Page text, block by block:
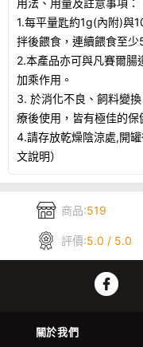
1.每平量匙約1g(內附)與
拌後餵食，連續餵食至少
2.本產品亦可與凡賽爾腸
加乘作用。
3. 於消化不良、飼料變
療後使用，皆有極佳的保
4.請存放乾燥陰涼處,開
文說明）
商品:519
評價:5.0 / 5.0
關於我們